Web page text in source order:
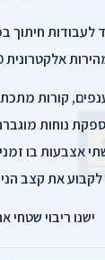
לעבודות חיתוך
אלקטרונית 0-3,000 סל”ד בעל ניסור גבוהה.
קורות
נוחות
אצבעות בו
לקבוע את קצב
ישנו ריבוי